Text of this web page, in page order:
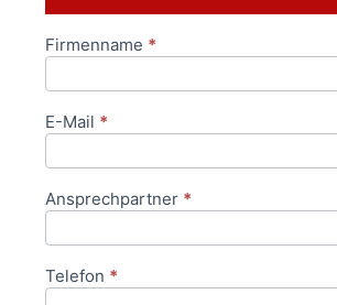
Anfrageformular
Firmenname *
E-Mail *
Ansprechpartner *
Telefon *